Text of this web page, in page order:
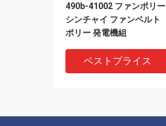
490b-41002 ファンポリー
シンチャイ ファンベルト
ポリー 発電機組
ベストプライス